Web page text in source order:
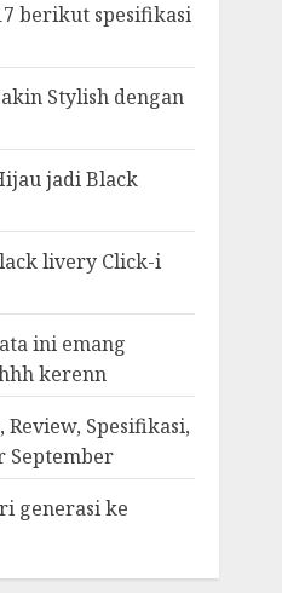
berikut spesifikasi
Stylish dengan
jadi Black
livery Click-i
ini emang
kerenn
Review, Spesifikasi,
September
generasi ke